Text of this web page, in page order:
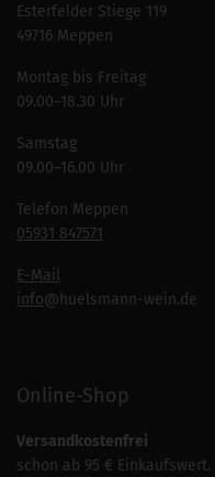
Esterfelder Stiege 119
49716 Meppen
Montag bis Freitag
09.00–18.30 Uhr
Samstag
09.00–16.00 Uhr
Telefon Meppen
05931 847571
E-Mail
info@huelsmann-wein.de
Online-Shop
Versandkostenfrei
schon ab 95 € Einkaufswert.